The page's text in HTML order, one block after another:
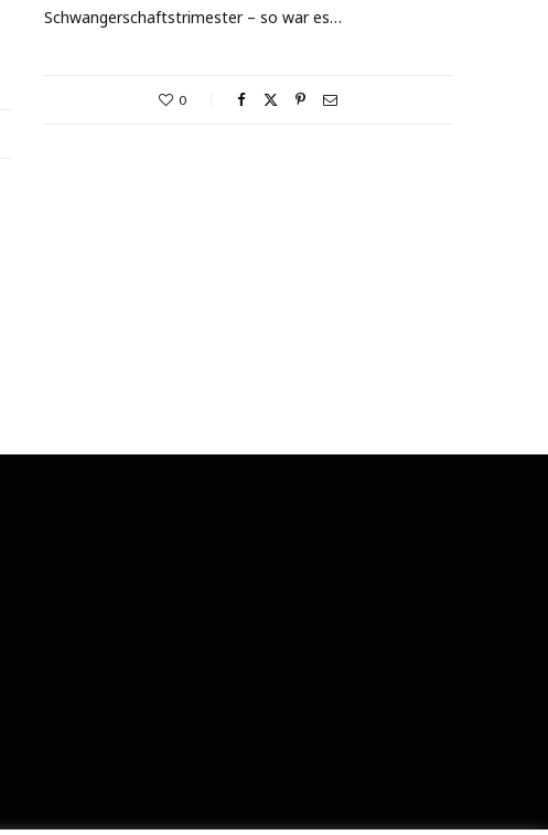
Schwangerschaftstrimester – so war es…
0